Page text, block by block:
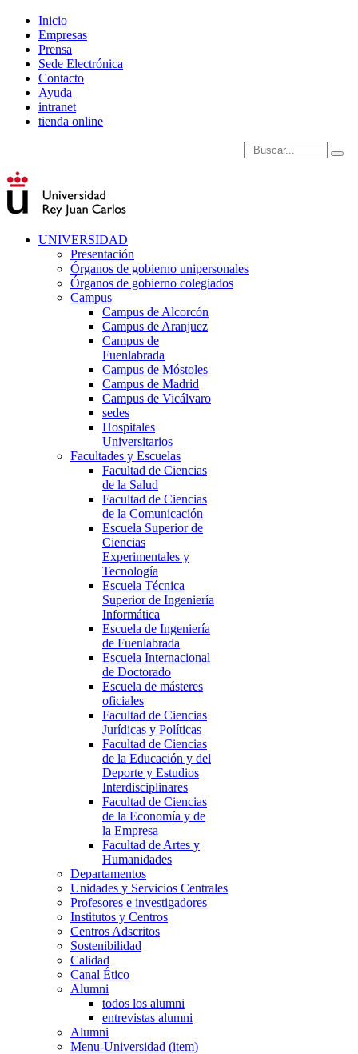
Inicio
Empresas
Prensa
Sede Electrónica
Contacto
Ayuda
intranet
tienda online
Introduce términos de
UNIVERSIDAD
Presentación
Órganos de gobierno unipersonales
Órganos de gobierno colegiados
Campus
Campus de Alcorcón
Campus de Aranjuez
Campus de
Fuenlabrada
Campus de Móstoles
Campus de Madrid
Campus de Vicálvaro
sedes
Hospitales
Universitarios
Facultades y Escuelas
Facultad de Ciencias
de la Salud
Facultad de Ciencias
de la Comunicación
Escuela Superior de
Ciencias
Experimentales y
Tecnología
Escuela Técnica
Superior de Ingeniería
Informática
Escuela de Ingeniería
de Fuenlabrada
Escuela Internacional
de Doctorado
Escuela de másteres
oficiales
Facultad de Ciencias
Jurídicas y Políticas
Facultad de Ciencias
de la Educación y del
Deporte y Estudios
Interdisciplinares
Facultad de Ciencias
de la Economía y de
la Empresa
Facultad de Artes y
Humanidades
Departamentos
Unidades y Servicios Centrales
Profesores e investigadores
Institutos y Centros
Centros Adscritos
Sostenibilidad
Calidad
Canal Ético
Alumni
todos los alumni
entrevistas alumni
Alumni
Menu-Universidad (item)